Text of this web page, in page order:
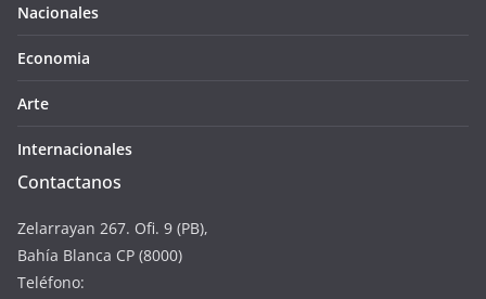
Nacionales
Economia
Arte
Internacionales
Contactanos
Zelarrayan 267. Ofi. 9 (PB),
Bahía Blanca CP (8000)
Teléfono: